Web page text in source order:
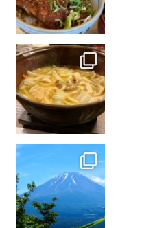
駅前のほうとう不動のほうとう 本栖湖でお手洗いを借りたお土産屋